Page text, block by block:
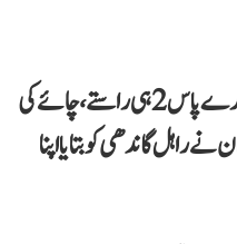
چھاتروں کی گونج LIVE: ’ہمارے پاس 2 ہی راستے، چائے کی
راہل گاندھی کو بتایا اپنا